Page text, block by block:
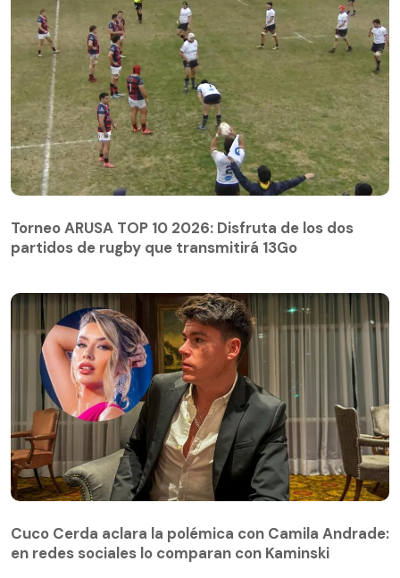
Torneo ARUSA TOP 10 2026: Disfruta de los dos
partidos de rugby que transmitirá 13Go
Cuco Cerda aclara la polémica con Camila Andrade:
en redes sociales lo comparan con Kaminski